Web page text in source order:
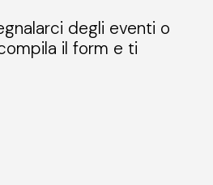
degli eventi o
il form e ti